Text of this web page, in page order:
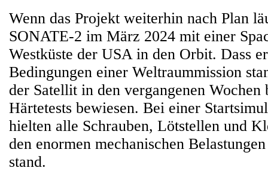
Wenn das Projekt weiterhin nach Plan
SONATE-2 im März 2024 mit einer
Westküste der USA in den Orbit. Dass
Bedingungen einer Weltraummission
der Satellit in den vergangenen Wochen
Härtetests bewiesen. Bei einer
hielten alle Schrauben, Lötstellen und
den enormen mechanischen
stand.